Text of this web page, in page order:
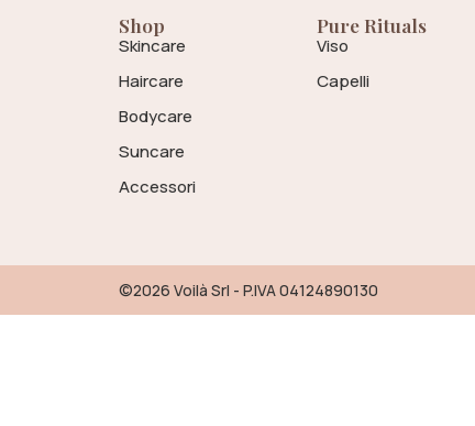
Shop
Skincare
Haircare
Bodycare
Suncare
Accessori
Pure Rituals
Viso
Capelli
©2026 Voilà Srl - P.IVA 04124890130